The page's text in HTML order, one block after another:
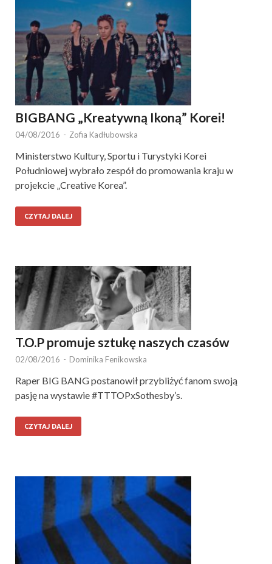
BIGBANG „Kreatywną Ikoną” Korei!
04/08/2016 - Zofia Kadłubowska
Ministerstwo Kultury, Sportu i Turystyki Korei
Południowej wybrało zespół do promowania kraju w
projekcie „Creative Korea”.
CZYTAJ DALEJ
T.O.P promuje sztukę naszych czasów
02/08/2016 - Dominika Fenikowska
Raper BIG BANG postanowił przybliżyć fanom swoją
pasję na wystawie #TTTOPxSothesby’s.
CZYTAJ DALEJ